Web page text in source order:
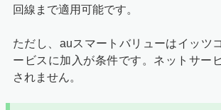
回線まで適用可能です。
ただし、auスマートバリューはイッツ
ービスに加入が条件です。ネットサー
されません。